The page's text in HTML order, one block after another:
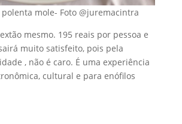
polenta mole- Foto @juremacintra
mesmo. 195 reais por pessoa e
muito satisfeito, pois pela
, não é caro. É uma experiência
cultural e para enófilos